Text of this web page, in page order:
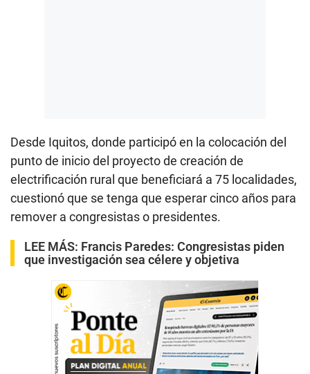
Desde Iquitos, donde participó en la colocación del
punto de inicio del proyecto de creación de
electrificación rural que beneficiará a 75 localidades,
cuestionó que se tenga que esperar cinco años para
remover a congresistas o presidentes.
LEE MÁS: Francis Paredes: Congresistas piden
que investigación sea célere y objetiva